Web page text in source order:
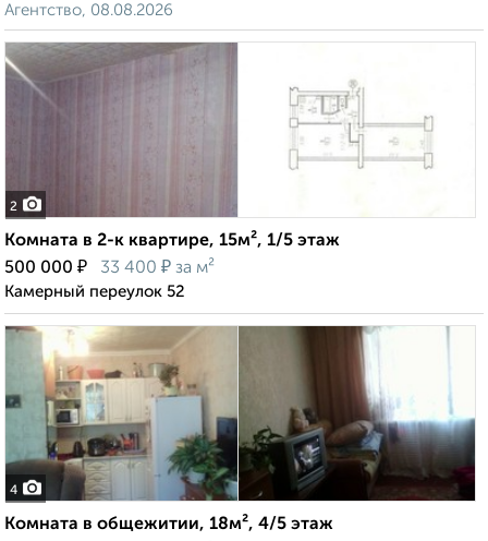
Агентство, 08.08.2026
2
Комната в 2-к квартире, 15м², 1/5 этаж
500 000 ₽ 33 400 ₽ за м²
Камерный переулок 52
4
Комната в общежитии, 18м², 4/5 этаж